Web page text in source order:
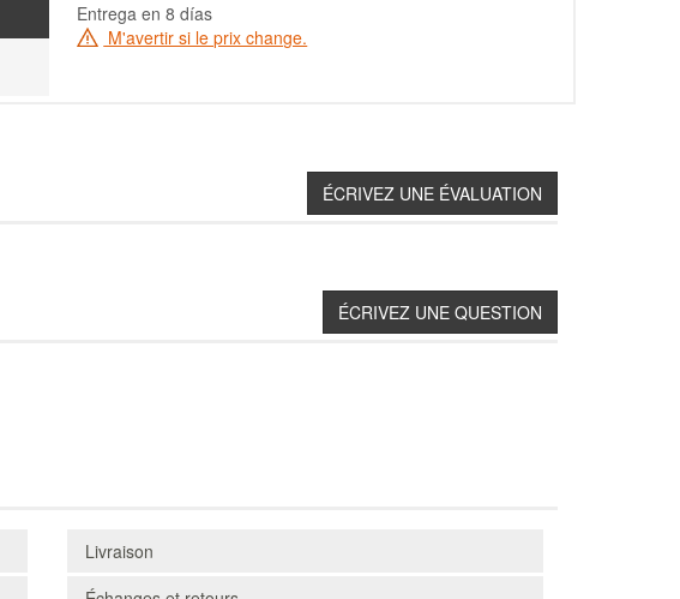
Entrega en 8 días
M'avertir si le prix change.
Livraison